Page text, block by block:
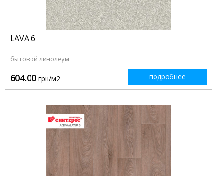
LAVA 6
бытовой линолеум
604.00 грн/м2 подробнее